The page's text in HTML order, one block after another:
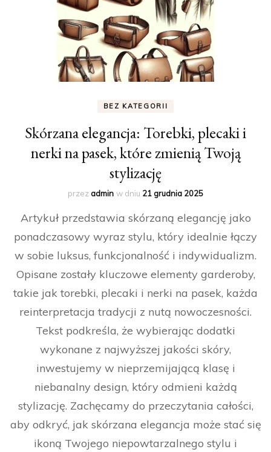
BEZ KATEGORII
Skórzana elegancja: Torebki, plecaki i
nerki na pasek, które zmienią Twoją
stylizację
przezadmin w dniu 21 grudnia 2025
Artykuł przedstawia skórzaną elegancję jako
ponadczasowy wyraz stylu, który idealnie łączy
w sobie luksus, funkcjonalność i indywidualizm.
Opisane zostały kluczowe elementy garderoby,
takie jak torebki, plecaki i nerki na pasek, każda
reinterpretacja tradycji z nutą nowoczesności.
Tekst podkreśla, że wybierając dodatki
wykonane z najwyższej jakości skóry,
inwestujemy w nieprzemijającą klasę i
niebanalny design, który odmieni każdą
stylizację. Zachęcamy do przeczytania całości,
aby odkryć, jak skórzana elegancja może stać się
ikoną Twojego niepowtarzalnego stylu i